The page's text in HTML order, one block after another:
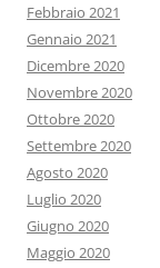
Febbraio 2021
Gennaio 2021
Dicembre 2020
Novembre 2020
Ottobre 2020
Settembre 2020
Agosto 2020
Luglio 2020
Giugno 2020
Maggio 2020